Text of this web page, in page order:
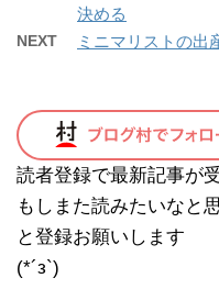
決める
NEXT ミニマリストの出
読者登録で最新記事が
もしまた読みたいなと
と登録お願いします
(*´з`)